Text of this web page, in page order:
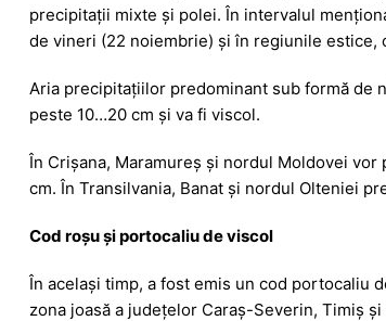
precipitații mixte și polei. În intervalul
de vineri (22 noiembrie) și în regiunile estice,
Aria precipitațiilor predominant sub formă de
peste 10…20 cm și va fi viscol.
În Crișana, Maramureș și nordul Moldovei
cm. În Transilvania, Banat și nordul Olteniei
Cod roșu și portocaliu de viscol
În același timp, a fost emis un cod portocaliu
zona joasă a judeţelor Caraş-Severin, Timiş şi